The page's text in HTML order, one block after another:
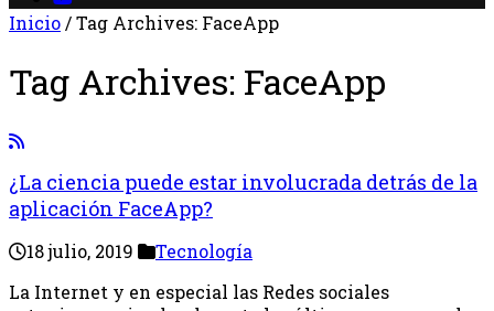
Inicio/Tag Archives: FaceApp
Tag Archives: FaceApp
¿La ciencia puede estar involucrada detrás de la
aplicación FaceApp?
18 julio, 2019
Tecnología
La Internet y en especial las Redes sociales